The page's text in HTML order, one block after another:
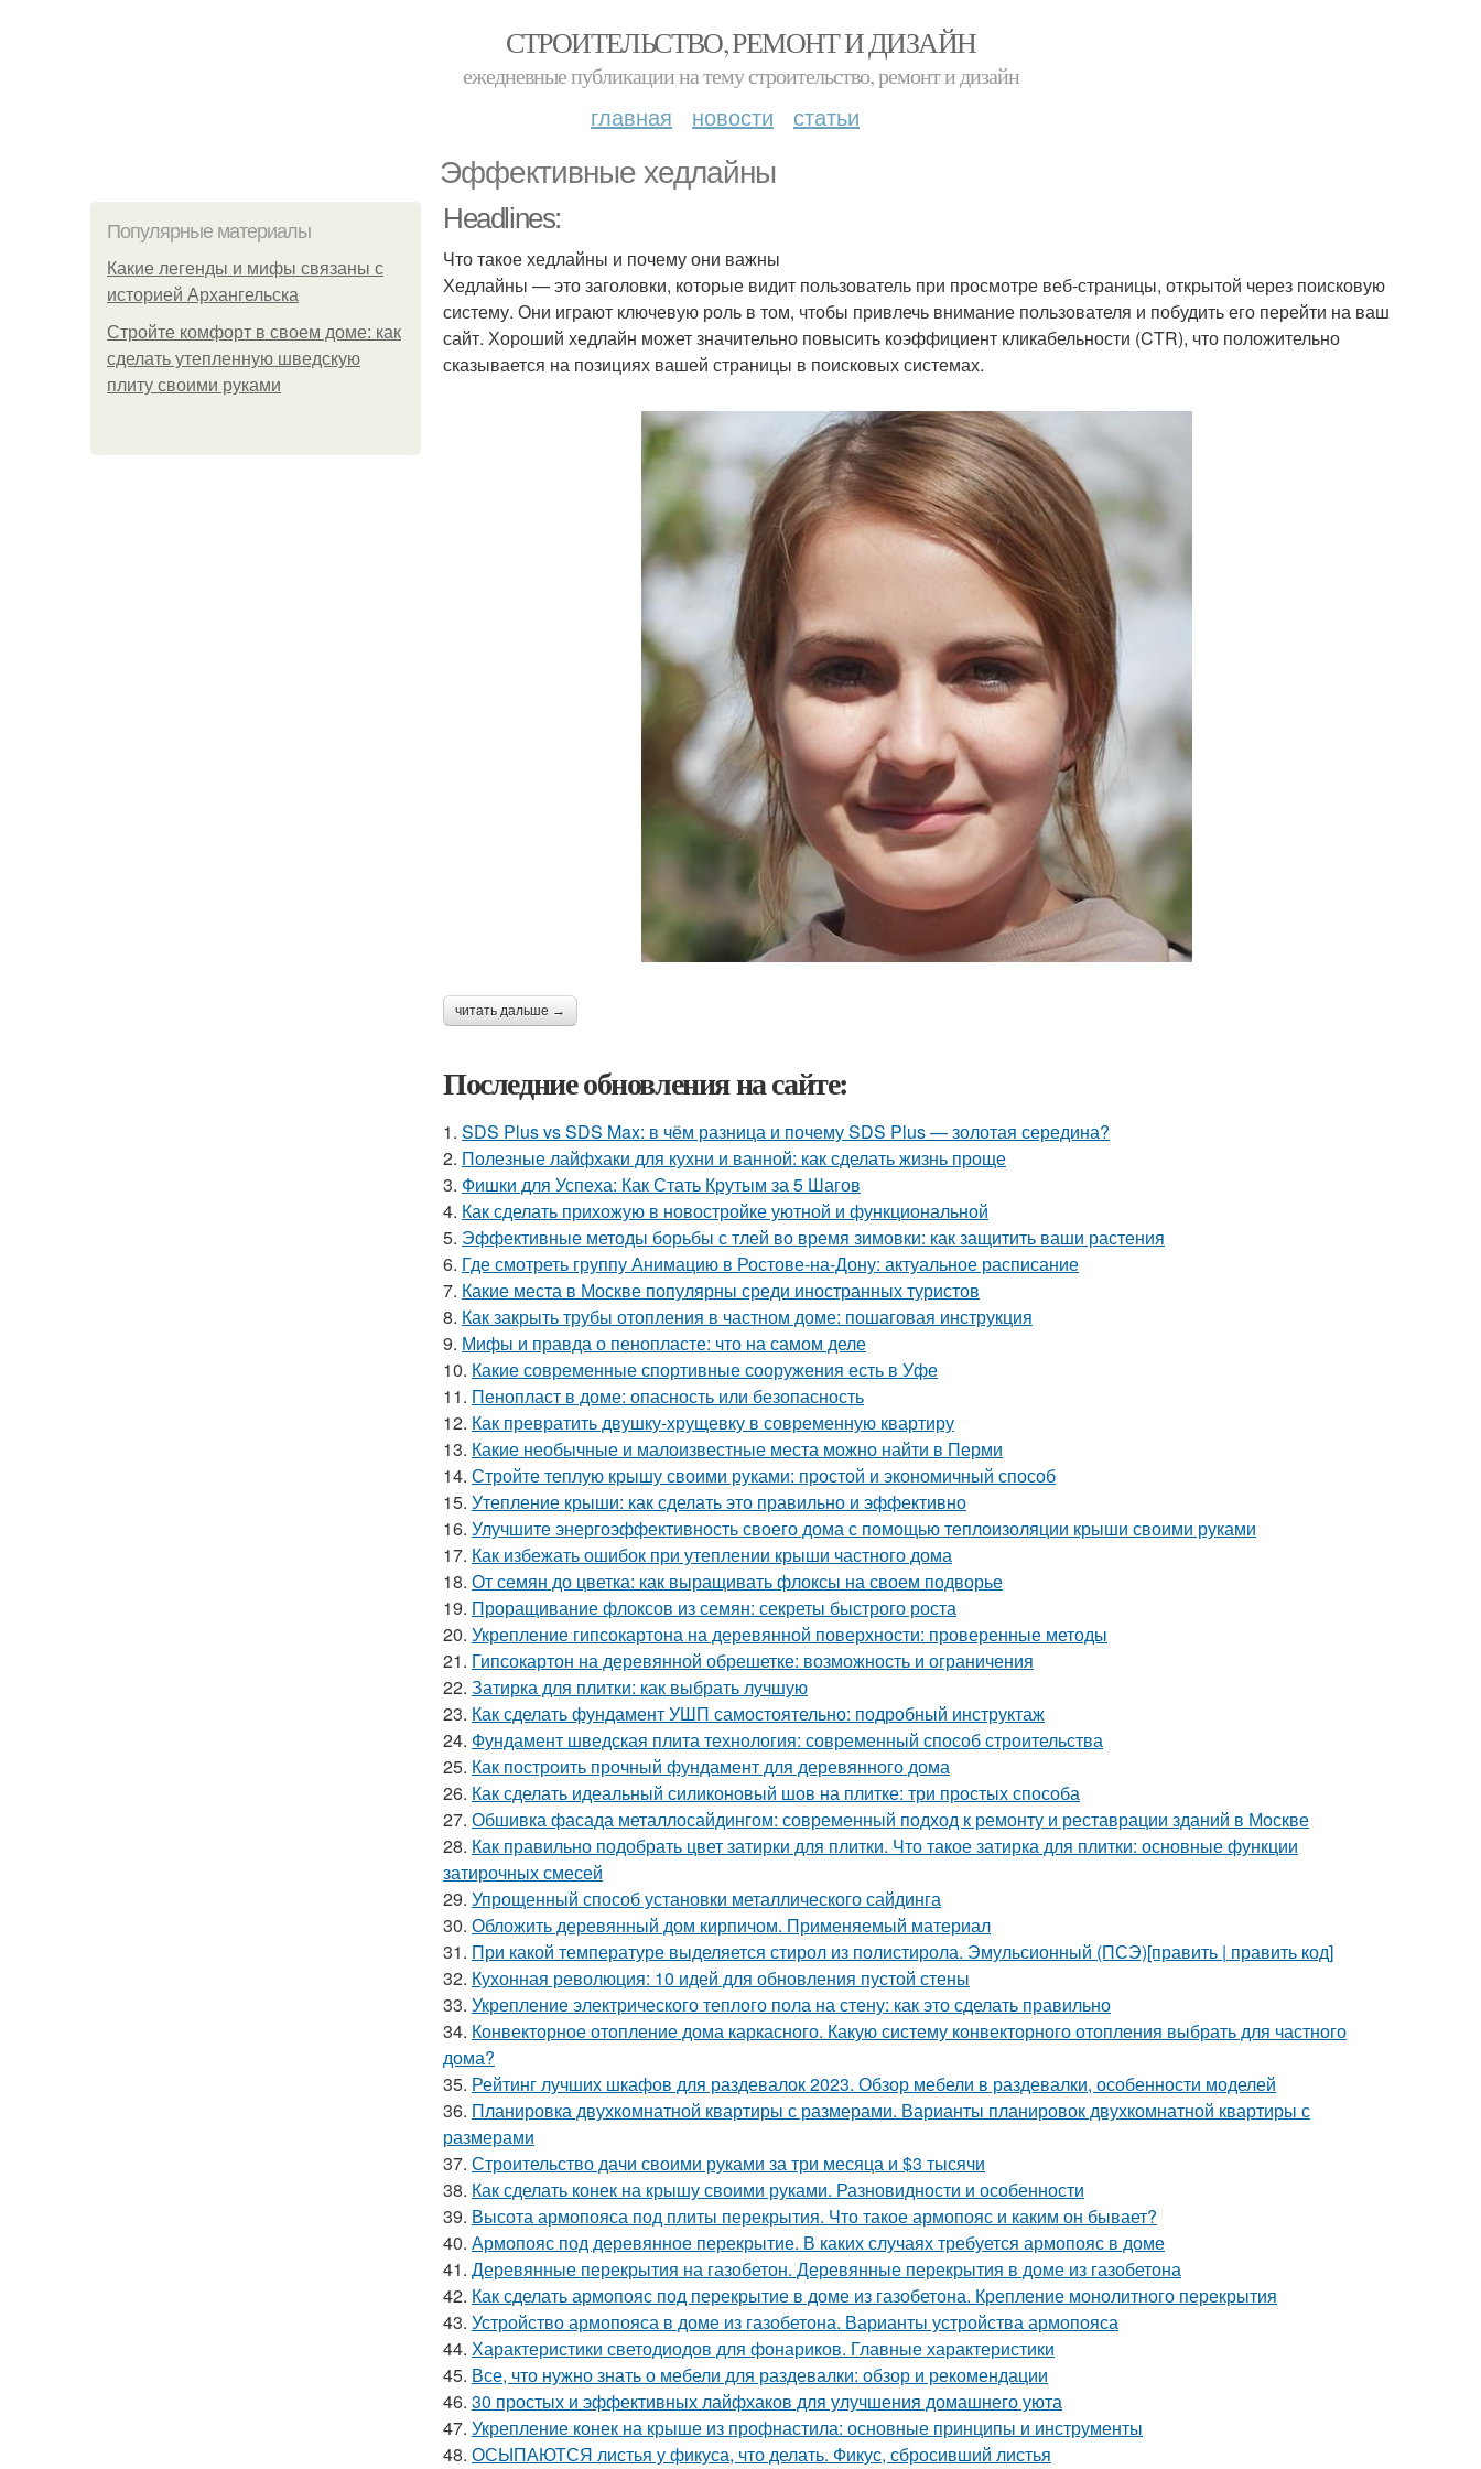
СТРОИТЕЛЬСТВО, РЕМОНТ И ДИЗАЙН
ежедневные публикации на тему строительство, ремонт и дизайн
главная новости статьи
Эффективные хедлайны
Популярные материалы
Какие легенды и мифы связаны с
историей Архангельска
Стройте комфорт в своем доме: как
сделать утепленную шведскую
плиту своими руками
Headlines:
Что такое хедлайны и почему они важны
Хедлайны — это заголовки, которые видит пользователь при просмотре веб-страницы, открытой через поисковую
систему. Они играют ключевую роль в том, чтобы привлечь внимание пользователя и побудить его перейти на ваш
сайт. Хороший хедлайн может значительно повысить коэффициент кликабельности (CTR), что положительно
сказывается на позициях вашей страницы в поисковых системах.
читать дальше →
Последние обновления на сайте:
1. SDS Plus vs SDS Max: в чём разница и почему SDS Plus — золотая середина?
2. Полезные лайфхаки для кухни и ванной: как сделать жизнь проще
3. Фишки для Успеха: Как Стать Крутым за 5 Шагов
4. Как сделать прихожую в новостройке уютной и функциональной
5. Эффективные методы борьбы с тлей во время зимовки: как защитить ваши растения
6. Где смотреть группу Анимацию в Ростове-на-Дону: актуальное расписание
7. Какие места в Москве популярны среди иностранных туристов
8. Как закрыть трубы отопления в частном доме: пошаговая инструкция
9. Мифы и правда о пенопласте: что на самом деле
10. Какие современные спортивные сооружения есть в Уфе
11. Пенопласт в доме: опасность или безопасность
12. Как превратить двушку-хрущевку в современную квартиру
13. Какие необычные и малоизвестные места можно найти в Перми
14. Стройте теплую крышу своими руками: простой и экономичный способ
15. Утепление крыши: как сделать это правильно и эффективно
16. Улучшите энергоэффективность своего дома с помощью теплоизоляции крыши своими руками
17. Как избежать ошибок при утеплении крыши частного дома
18. От семян до цветка: как выращивать флоксы на своем подворье
19. Проращивание флоксов из семян: секреты быстрого роста
20. Укрепление гипсокартона на деревянной поверхности: проверенные методы
21. Гипсокартон на деревянной обрешетке: возможность и ограничения
22. Затирка для плитки: как выбрать лучшую
23. Как сделать фундамент УШП самостоятельно: подробный инструктаж
24. Фундамент шведская плита технология: современный способ строительства
25. Как построить прочный фундамент для деревянного дома
26. Как сделать идеальный силиконовый шов на плитке: три простых способа
27. Обшивка фасада металлосайдингом: современный подход к ремонту и реставрации зданий в Москве
28. Как правильно подобрать цвет затирки для плитки. Что такое затирка для плитки: основные функции
затирочных смесей
29. Упрощенный способ установки металлического сайдинга
30. Обложить деревянный дом кирпичом. Применяемый материал
31. При какой температуре выделяется стирол из полистирола. Эмульсионный (ПСЭ)[править | править код]
32. Кухонная революция: 10 идей для обновления пустой стены
33. Укрепление электрического теплого пола на стену: как это сделать правильно
34. Конвекторное отопление дома каркасного. Какую систему конвекторного отопления выбрать для частного
дома?
35. Рейтинг лучших шкафов для раздевалок 2023. Обзор мебели в раздевалки, особенности моделей
36. Планировка двухкомнатной квартиры с размерами. Варианты планировок двухкомнатной квартиры с
размерами
37. Строительство дачи своими руками за три месяца и $3 тысячи
38. Как сделать конек на крышу своими руками. Разновидности и особенности
39. Высота армопояса под плиты перекрытия. Что такое армопояс и каким он бывает?
40. Армопояс под деревянное перекрытие. В каких случаях требуется армопояс в доме
41. Деревянные перекрытия на газобетон. Деревянные перекрытия в доме из газобетона
42. Как сделать армопояс под перекрытие в доме из газобетона. Крепление монолитного перекрытия
43. Устройство армопояса в доме из газобетона. Варианты устройства армопояса
44. Характеристики светодиодов для фонариков. Главные характеристики
45. Все, что нужно знать о мебели для раздевалки: обзор и рекомендации
46. 30 простых и эффективных лайфхаков для улучшения домашнего уюта
47. Укрепление конек на крыше из профнастила: основные принципы и инструменты
48. ОСЫПАЮТСЯ листья у фикуса, что делать. Фикус, сбросивший листья